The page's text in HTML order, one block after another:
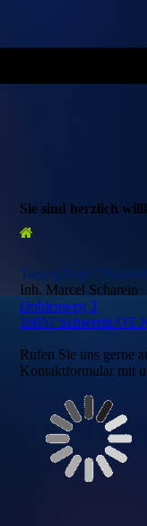
Sie sind herzlich
Tagespflege
Inh. Marcel Scharein
Dohlenweg 3
19057 Schwerin OT
Rufen Sie uns gerne
Kontaktformular mit